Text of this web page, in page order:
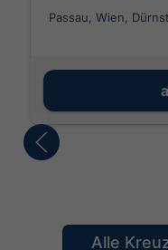
Passau, Wien,
Alle